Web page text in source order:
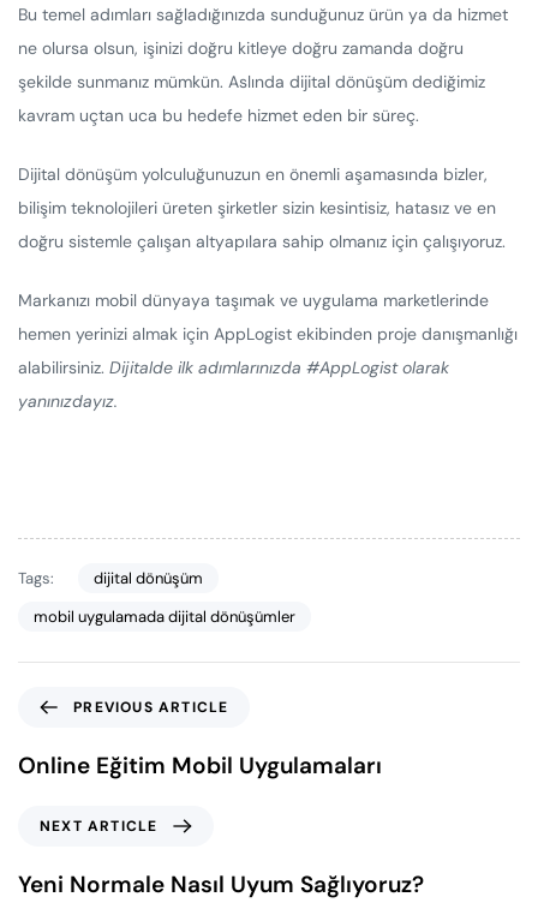
Bu temel adımları sağladığınızda sunduğunuz ürün ya da hizmet
ne olursa olsun, işinizi doğru kitleye doğru zamanda doğru
şekilde sunmanız mümkün. Aslında dijital dönüşüm dediğimiz
kavram uçtan uca bu hedefe hizmet eden bir süreç.
Dijital dönüşüm yolculuğunuzun en önemli aşamasında bizler,
bilişim teknolojileri üreten şirketler sizin kesintisiz, hatasız ve en
doğru sistemle çalışan altyapılara sahip olmanız için çalışıyoruz.
Markanızı mobil dünyaya taşımak ve uygulama marketlerinde
hemen yerinizi almak için AppLogist ekibinden proje danışmanlığı
alabilirsiniz. Dijitalde ilk adımlarınızda #AppLogist olarak
yanınızdayız.
Tags:
dijital dönüşüm
mobil uygulamada dijital dönüşümler
PREVIOUS ARTICLE
Online Eğitim Mobil Uygulamaları
NEXT ARTICLE
Yeni Normale Nasıl Uyum Sağlıyoruz?